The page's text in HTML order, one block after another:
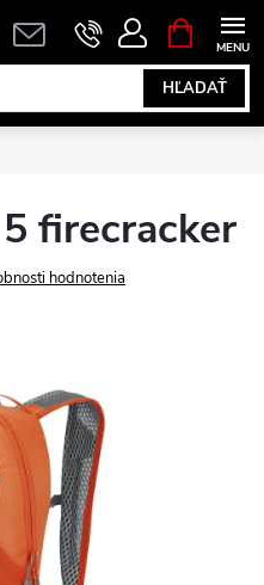
HĽADAŤ
KOŠÍK
firecracker
hodnotenia